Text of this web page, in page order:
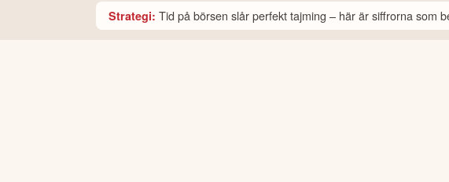
Strategi: Tid på börsen slår perfekt tajming – här är siffrorna som